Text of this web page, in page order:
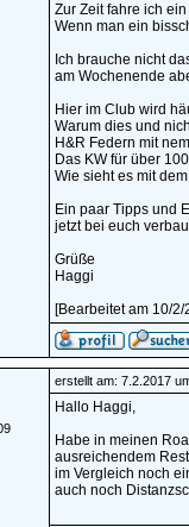
Zur Zeit fahre ich
Wenn man ein
Ich brauche nicht
am Wochenende
Hier im Club wird
Warum dies und
H&R Federn mit
Das KW für über
Wie sieht es mit
Ein paar Tipps und
jetzt bei euch
Grüße
Haggi
[Bearbeitet am 10/
erstellt am: 7.2.2017
Hallo Haggi,
Habe in meinen
ausreichendem
im Vergleich noch
auch noch